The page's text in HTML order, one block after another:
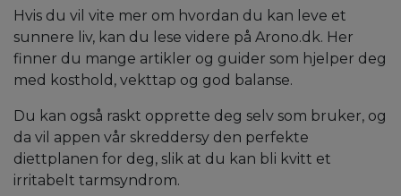
Hvis du vil vite mer om hvordan du kan leve et
sunnere liv, kan du lese videre på Arono.dk. Her
finner du mange artikler og guider som hjelper deg
med kosthold, vekttap og god balanse.
Du kan også raskt opprette deg selv som bruker, og
da vil appen vår skreddersy den perfekte
diettplanen for deg, slik at du kan bli kvitt et
irritabelt tarmsyndrom.